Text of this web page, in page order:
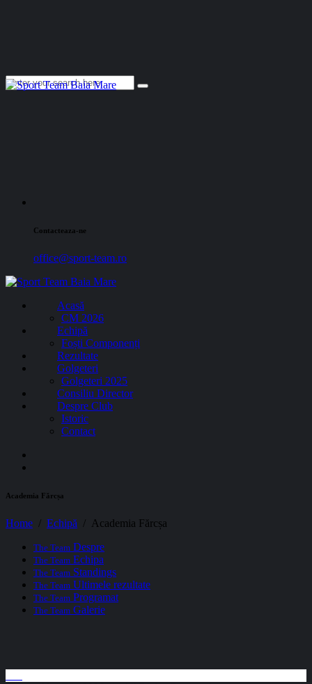
Contacteaza-ne
office@sport-team.ro
Acasă
CM 2026
Echipă
Foști Componenți
Rezultate
Golgeteri
Golgeteri 2025
Consiliu Director
Despre Club
Istoric
Contact
Academia Fărcșa
Home Echipă Academia Fărcșa
The Team Despre
The Team Echipa
The Team Standings
The Team Ultimele rezultate
The Team Programat
The Team Galerie